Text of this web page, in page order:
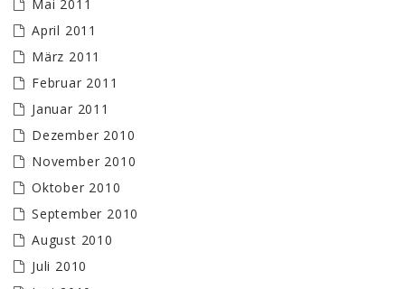
Mai 2011
April 2011
März 2011
Februar 2011
Januar 2011
Dezember 2010
November 2010
Oktober 2010
September 2010
August 2010
Juli 2010